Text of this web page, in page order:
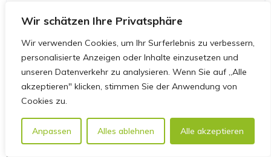
Wir schätzen Ihre Privatsphäre
Wir verwenden Cookies, um Ihr Surferlebnis zu verbessern,
personalisierte Anzeigen oder Inhalte einzusetzen und
unseren Datenverkehr zu analysieren. Wenn Sie auf „Alle
akzeptieren" klicken, stimmen Sie der Anwendung von
Cookies zu.
Anpassen Alles ablehnen Alle akzeptieren